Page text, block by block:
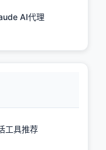
AI代理
工具推荐